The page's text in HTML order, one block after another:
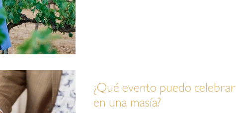
¿Qué evento puedo celebrar
en una masía?